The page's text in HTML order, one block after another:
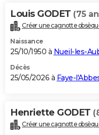
Louis GODET (75
Créer une cagnotte
Naissance
25/10/1950 à Nueil-les-
Décès
25/05/2026 à Faye-
Henriette GODET
Créer une cagnotte